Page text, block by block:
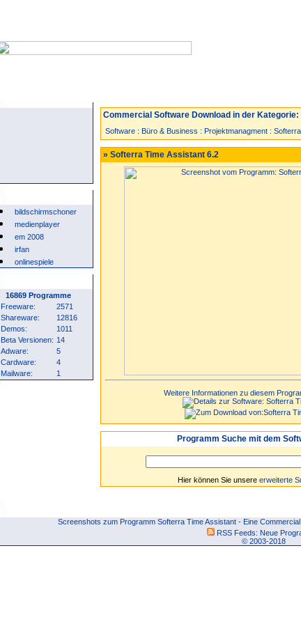
bildschirmschoner
medienplayer
em 2008
irfan
onlinespiele
16869 Programme
Freeware:
2571
Shareware:
12816
Demos:
1011
Beta Versionen: 14
Adware:
5
Cardware:
4
Mailware:
1
Commercial Software Download in der Kategorie:
Software : Büro & Business : Projektmanagment :
» Softerra Time Assistant 6.2
Weitere Informationen zu diesem
Programm Suche mit dem
Hier können Sie unsere erweiterte
Screenshots zum Programm Softerra Time Assistant - Eine
RSS Feeds: Neue
© 2003-2018